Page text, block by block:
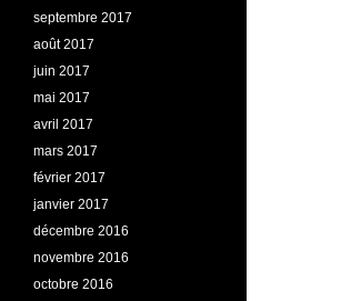
septembre 2017
août 2017
juin 2017
mai 2017
avril 2017
mars 2017
février 2017
janvier 2017
décembre 2016
novembre 2016
octobre 2016